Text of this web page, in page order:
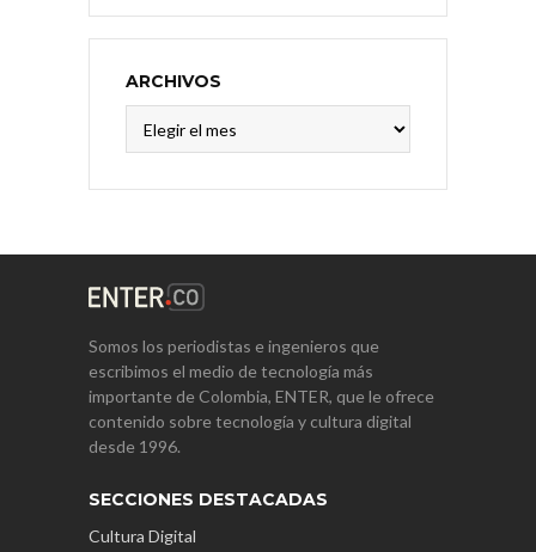
ARCHIVOS
Somos los periodistas e ingenieros que
escribimos el medio de tecnología más
importante de Colombia, ENTER, que le ofrece
contenido sobre tecnología y cultura digital
desde 1996.
SECCIONES DESTACADAS
Cultura Digital